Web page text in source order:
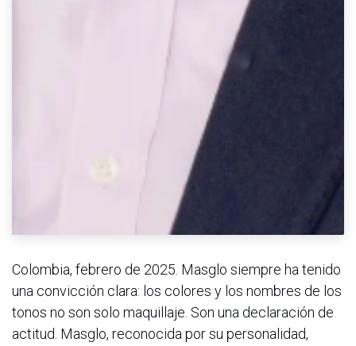
Colombia, febrero de 2025. Masglo siempre ha tenido
una convicción clara: los colores y los nombres de los
tonos no son solo maquillaje. Son una declaración de
actitud. Masglo, reconocida por su personalidad,